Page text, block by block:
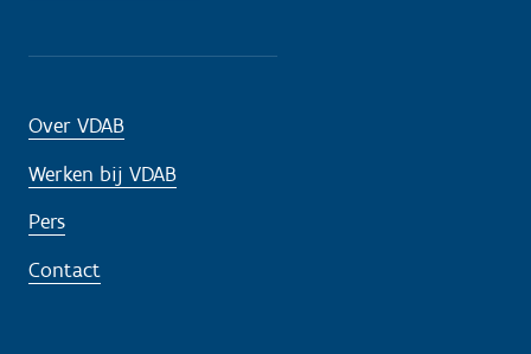
Over VDAB
Werken bij VDAB
Pers
Contact